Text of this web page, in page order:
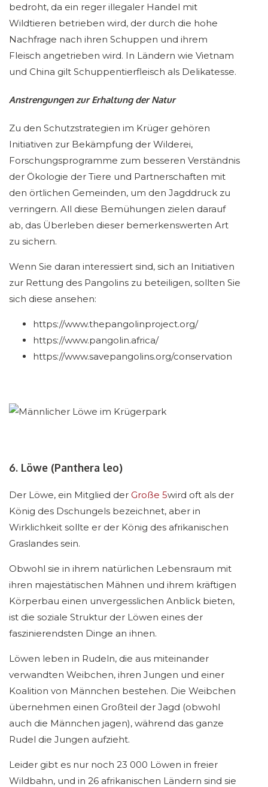
bedroht, da ein reger illegaler Handel mit
Wildtieren betrieben wird, der durch die hohe
Nachfrage nach ihren Schuppen und ihrem
Fleisch angetrieben wird. In Ländern wie Vietnam
und China gilt Schuppentierfleisch als Delikatesse.
Anstrengungen zur Erhaltung der Natur
Zu den Schutzstrategien im Krüger gehören
Initiativen zur Bekämpfung der Wilderei,
Forschungsprogramme zum besseren Verständnis
der Ökologie der Tiere und Partnerschaften mit
den örtlichen Gemeinden, um den Jagddruck zu
verringern. All diese Bemühungen zielen darauf
ab, das Überleben dieser bemerkenswerten Art
zu sichern.
Wenn Sie daran interessiert sind, sich an Initiativen
zur Rettung des Pangolins zu beteiligen, sollten Sie
sich diese ansehen:
https://www.thepangolinproject.org/
https://www.pangolin.africa/
https://www.savepangolins.org/conservation
6. Löwe (Panthera leo)
Der Löwe, ein Mitglied der Große 5wird oft als der
König des Dschungels bezeichnet, aber in
Wirklichkeit sollte er der König des afrikanischen
Graslandes sein.
Obwohl sie in ihrem natürlichen Lebensraum mit
ihren majestätischen Mähnen und ihrem kräftigen
Körperbau einen unvergesslichen Anblick bieten,
ist die soziale Struktur der Löwen eines der
faszinierendsten Dinge an ihnen.
Löwen leben in Rudeln, die aus miteinander
verwandten Weibchen, ihren Jungen und einer
Koalition von Männchen bestehen. Die Weibchen
übernehmen einen Großteil der Jagd (obwohl
auch die Männchen jagen), während das ganze
Rudel die Jungen aufzieht.
Leider gibt es nur noch 23 000 Löwen in freier
Wildbahn, und in 26 afrikanischen Ländern sind sie